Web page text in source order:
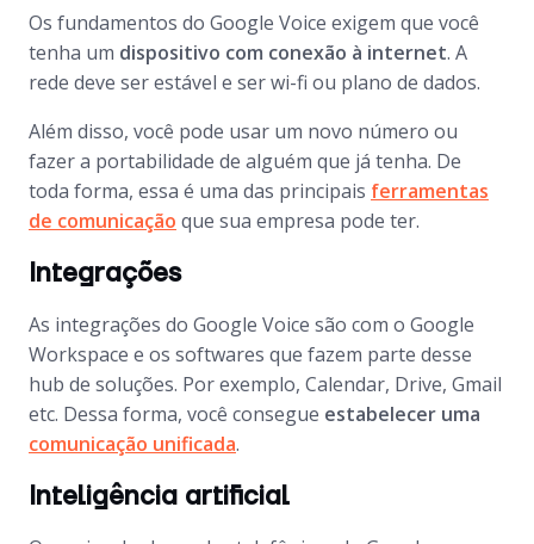
Os fundamentos do Google Voice exigem que você
tenha um dispositivo com conexão à internet. A
rede deve ser estável e ser wi-fi ou plano de dados.
Além disso, você pode usar um novo número ou
fazer a portabilidade de alguém que já tenha. De
toda forma, essa é uma das principais ferramentas
de comunicação que sua empresa pode ter.
Integrações
As integrações do Google Voice são com o Google
Workspace e os softwares que fazem parte desse
hub de soluções. Por exemplo, Calendar, Drive, Gmail
etc. Dessa forma, você consegue estabelecer uma
comunicação unificada.
Inteligência artificial